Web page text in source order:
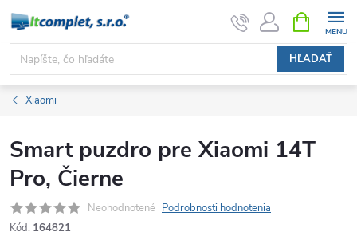
Prejsť
obsah
HĽADAŤ
KOŠÍK
Xiaomi
Smart puzdro pre Xiaomi 14T
Pro, Čierne
Neohodnotené Podrobnosti hodnotenia
Kód: 164821